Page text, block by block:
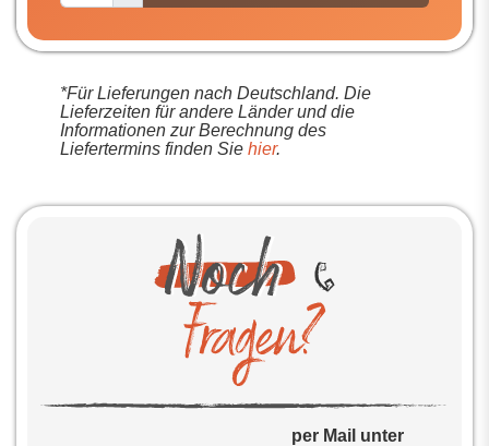
*Für Lieferungen nach Deutschland. Die
Lieferzeiten für andere Länder und die
Informationen zur Berechnung des
Liefertermins finden Sie hier.
per Mail unter